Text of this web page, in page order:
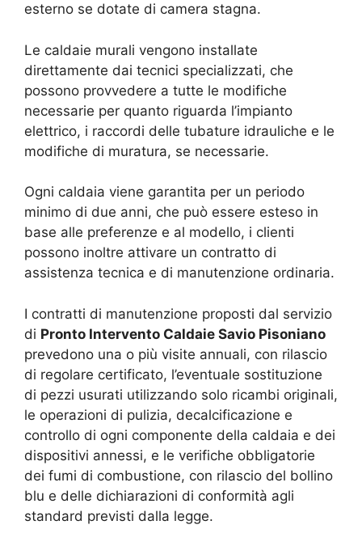
esterno se dotate di camera stagna.
Le caldaie murali vengono installate
direttamente dai tecnici specializzati, che
possono provvedere a tutte le modifiche
necessarie per quanto riguarda l’impianto
elettrico, i raccordi delle tubature idrauliche e le
modifiche di muratura, se necessarie.
Ogni caldaia viene garantita per un periodo
minimo di due anni, che può essere esteso in
base alle preferenze e al modello, i clienti
possono inoltre attivare un contratto di
assistenza tecnica e di manutenzione ordinaria.
I contratti di manutenzione proposti dal servizio
di Pronto Intervento Caldaie Savio Pisoniano
prevedono una o più visite annuali, con rilascio
di regolare certificato, l’eventuale sostituzione
di pezzi usurati utilizzando solo ricambi originali,
le operazioni di pulizia, decalcificazione e
controllo di ogni componente della caldaia e dei
dispositivi annessi, e le verifiche obbligatorie
dei fumi di combustione, con rilascio del bollino
blu e delle dichiarazioni di conformità agli
standard previsti dalla legge.